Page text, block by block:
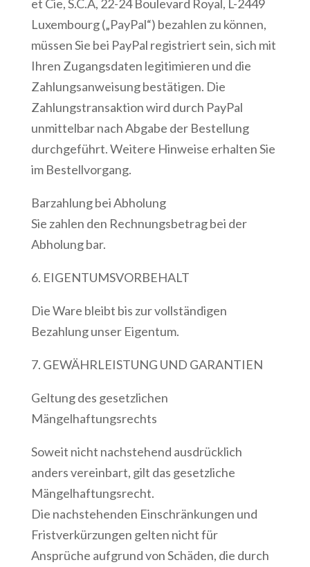
et Cie, S.C.A, 22-24 Boulevard Royal, L-2449
Luxembourg („PayPal“) bezahlen zu können,
müssen Sie bei PayPal registriert sein, sich mit
Ihren Zugangsdaten legitimieren und die
Zahlungsanweisung bestätigen. Die
Zahlungstransaktion wird durch PayPal
unmittelbar nach Abgabe der Bestellung
durchgeführt. Weitere Hinweise erhalten Sie
im Bestellvorgang.
Barzahlung bei Abholung
Sie zahlen den Rechnungsbetrag bei der
Abholung bar.
6. EIGENTUMSVORBEHALT
Die Ware bleibt bis zur vollständigen
Bezahlung unser Eigentum.
7. GEWÄHRLEISTUNG UND GARANTIEN
Geltung des gesetzlichen
Mängelhaftungsrechts
Soweit nicht nachstehend ausdrücklich
anders vereinbart, gilt das gesetzliche
Mängelhaftungsrecht.
Die nachstehenden Einschränkungen und
Fristverkürzungen gelten nicht für
Ansprüche aufgrund von Schäden, die durch